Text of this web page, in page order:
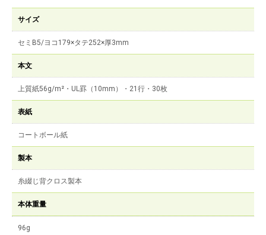
サイズ
セミB5/ヨコ179×タテ252×厚3mm
本文
上質紙56g/m²・UL罫（10mm）・21行・30枚
表紙
コートボール紙
製本
糸綴じ背クロス製本
本体重量
96g